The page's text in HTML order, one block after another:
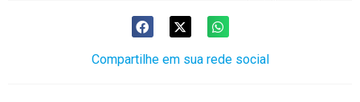
Compartilhe em sua rede social